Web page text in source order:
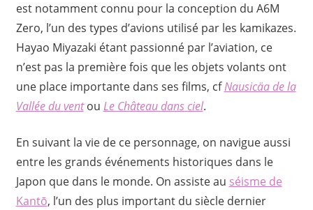
est notamment connu pour la conception du A6M
Zero, l’un des types d’avions utilisé par les kamikazes.
Hayao Miyazaki étant passionné par l’aviation, ce
n’est pas la première fois que les objets volants ont
une place importante dans ses films, cfNausicäa de la
Vallée du ventou Le Château dans ciel.
En suivant la vie de ce personnage, on navigue aussi
entre les grands événements historiques dans le
Japon que dans le monde. On assiste au séisme de
Kantō, l’un des plus important du siècle dernier